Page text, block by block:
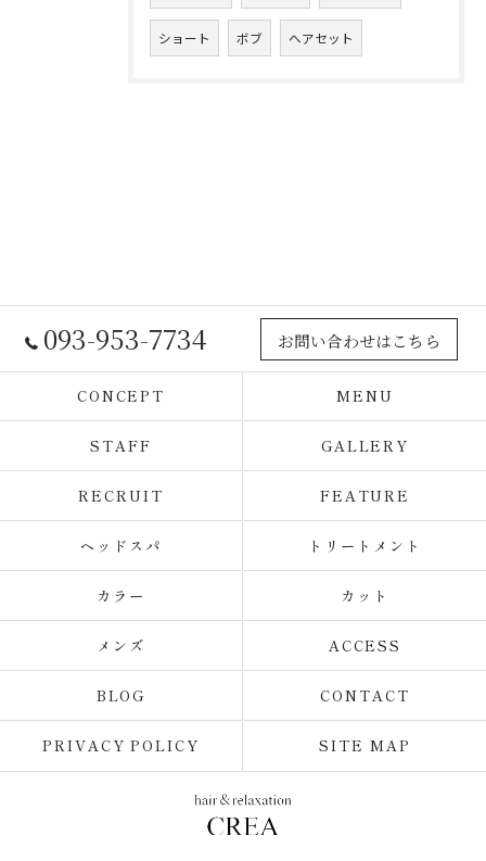
ショート ボブ ヘアセット
093-953-7734 お問い合わせはこちら
CONCEPT MENU
STAFF GALLERY
RECRUIT FEATURE
ヘッドスパ トリートメント
カラー カット
メンズ ACCESS
BLOG CONTACT
PRIVACY POLICY SITE MAP